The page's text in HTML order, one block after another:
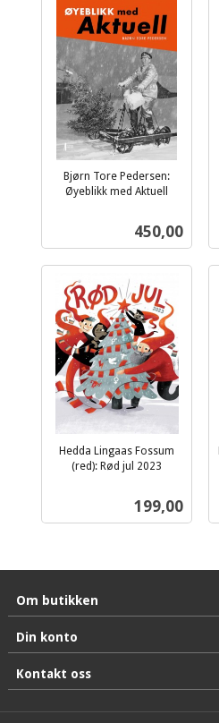
Bjørn Tore Pedersen:
Øyeblikk med Aktuell
Pris
450,00
Hedda Lingaas Fossum
(red): Rød jul 2023
Pris
199,00
Om butikken
Din konto
Kontakt oss